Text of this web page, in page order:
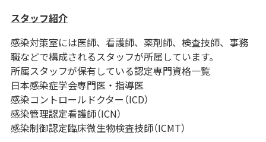
スタッフ紹介
感染対策室には医師、看護師、薬剤師、検査技師、事務
職などで構成されるスタッフが所属しています。
所属スタッフが保有している認定専門資格一覧
日本感染症学会専門医・指導医
感染コントロールドクター（ICD）
感染管理認定看護師（ICN）
感染制御認定臨床微生物検査技師（ICMT）